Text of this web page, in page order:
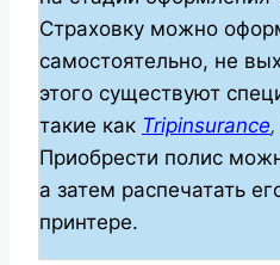
Страховку можно
самостоятельно, не
этого существуют
такие как Tripinsurance,
Приобрести полис
а затем распечатать
принтере.